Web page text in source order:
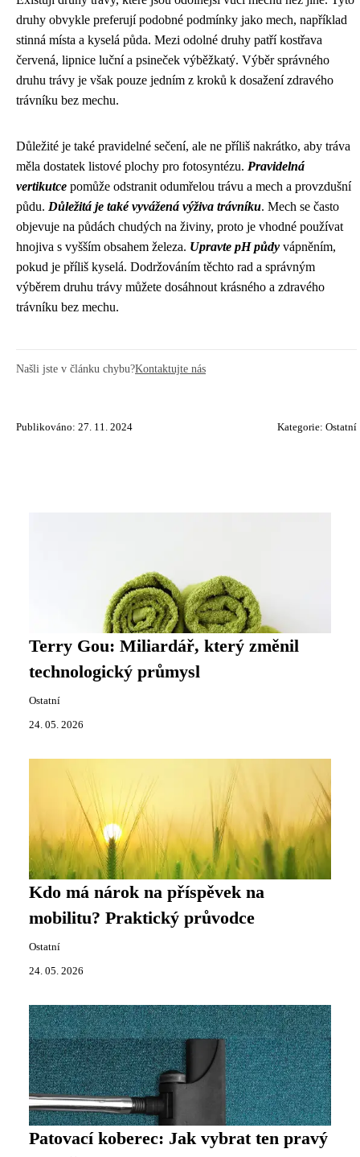
druhy obvykle preferují podobné podmínky jako mech, například
stinná místa a kyselá půda. Mezi odolné druhy patří kostřava
červená, lipnice luční a psineček výběžkatý. Výběr správného
druhu trávy je však pouze jedním z kroků k dosažení zdravého
trávníku bez mechu.
Důležité je také pravidelné sečení, ale ne příliš nakrátko, aby tráva
měla dostatek listové plochy pro fotosyntézu. Pravidelná
vertikutce pomůže odstranit odumřelou trávu a mech a provzdušní
půdu. Důležitá je také vyvážená výživa trávníku. Mech se často
objevuje na půdách chudých na živiny, proto je vhodné používat
hnojiva s vyšším obsahem železa. Upravte pH půdy vápněním,
pokud je příliš kyselá. Dodržováním těchto rad a správným
výběrem druhu trávy můžete dosáhnout krásného a zdravého
trávníku bez mechu.
Našli jste v článku chybu?Kontaktujte nás
Publikováno: 27. 11. 2024 Kategorie: Ostatní
Terry Gou: Miliardář, který změnil
technologický průmysl
Ostatní
24. 05. 2026
Kdo má nárok na příspěvek na
mobilitu? Praktický průvodce
Ostatní
24. 05. 2026
Patovací koberec: Jak vybrat ten pravý